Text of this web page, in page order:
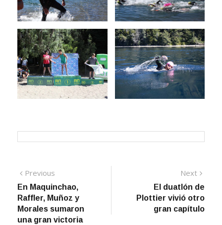
Navegación
de
entradas
Previous
post:
En Maquinchao,
Raffler, Muñoz y
Morales sumaron
una gran victoria
Next
El duatlón de
Plottier vivió otro
gran capítulo